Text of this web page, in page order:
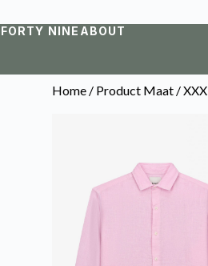
FORTY NINE ABOUT
Home / Product Maat /